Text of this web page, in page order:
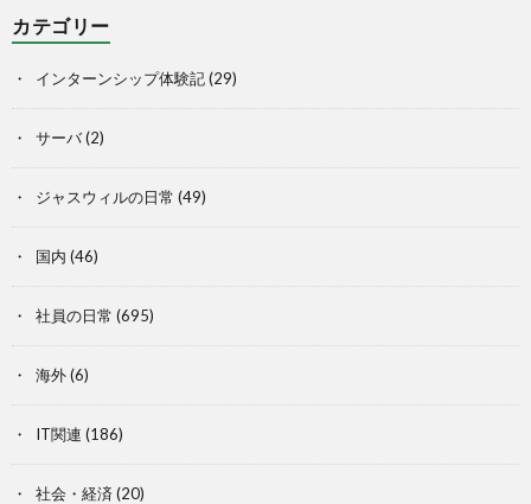
カテゴリー
インターンシップ体験記(29)
サーバ(2)
ジャスウィルの日常 (49)
国内 (46)
社員の日常 (695)
海外(6)
IT関連 (186)
社会・経済 (20)